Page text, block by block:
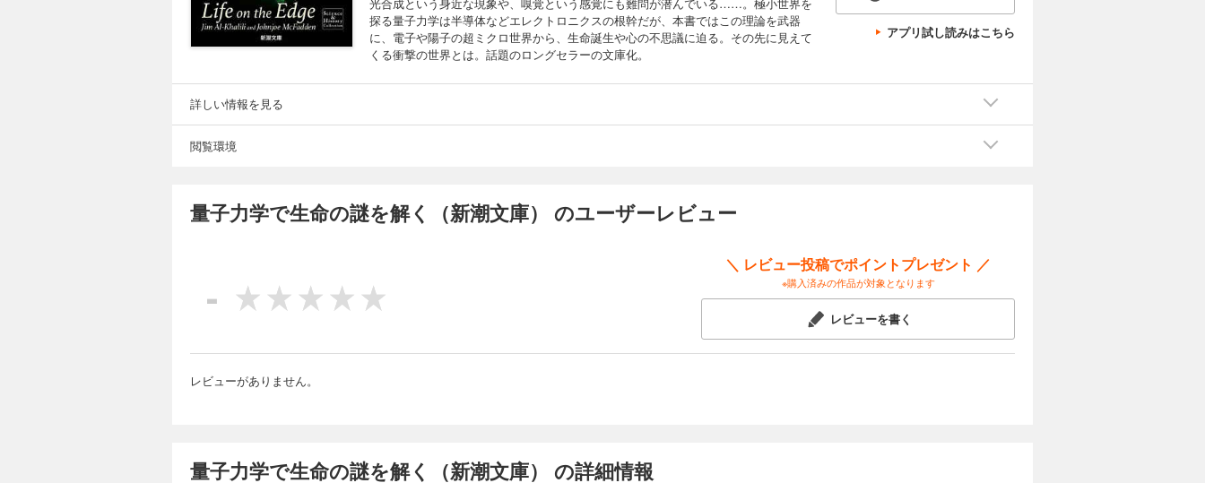
探る量子力学は半導体などエレクトロニクスの根幹だが、本書ではこの理論を武器
に、電子や陽子の超ミクロ世界から、生命誕生や心の不思議に迫る。その先に見えて
くる衝撃の世界とは。話題のロングセラーの文庫化。
アプリ試し読みはこちら
詳しい情報を見る
閲覧環境
量子力学で生命の謎を解く（新潮文庫） のユーザーレビュー
-
＼ レビュー投稿でポイントプレゼント ／
※購入済みの作品が対象となります
レビューを書く
レビューがありません。
量子力学で生命の謎を解く（新潮文庫） の詳細情報